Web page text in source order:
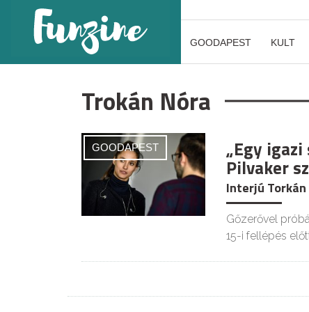
GOODAPEST KULT
Trokán Nóra
GOODAPEST „Egy
Pilvaker
Interjú
Gőzerővel
15-i fellépés